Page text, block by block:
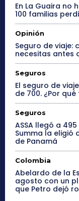
En La Guaira no
100 familias
Opinión
Seguro de viaje:
necesitas antes
Seguros
El seguro de
de 700. ¿Por
Seguros
ASSA llegó a
Summa la eligió
de Panamá
Colombia
Abelardo de la
agosto con un
que Petro dejó